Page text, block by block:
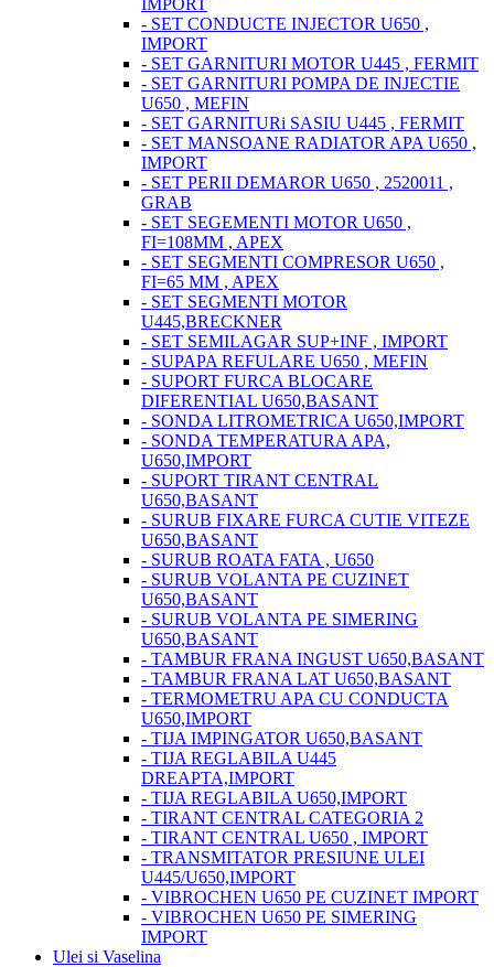
IMPORT
- SET CONDUCTE INJECTOR U650 ,
IMPORT
- SET GARNITURI MOTOR U445 , FERMIT
- SET GARNITURI POMPA DE INJECTIE
U650 , MEFIN
- SET GARNITURi SASIU U445 , FERMIT
- SET MANSOANE RADIATOR APA U650 ,
IMPORT
- SET PERII DEMAROR U650 , 2520011 ,
GRAB
- SET SEGEMENTI MOTOR U650 ,
FI=108MM , APEX
- SET SEGMENTI COMPRESOR U650 ,
FI=65 MM , APEX
- SET SEGMENTI MOTOR
U445,BRECKNER
- SET SEMILAGAR SUP+INF , IMPORT
- SUPAPA REFULARE U650 , MEFIN
- SUPORT FURCA BLOCARE
DIFERENTIAL U650,BASANT
- SONDA LITROMETRICA U650,IMPORT
- SONDA TEMPERATURA APA,
U650,IMPORT
- SUPORT TIRANT CENTRAL
U650,BASANT
- SURUB FIXARE FURCA CUTIE VITEZE
U650,BASANT
- SURUB ROATA FATA , U650
- SURUB VOLANTA PE CUZINET
U650,BASANT
- SURUB VOLANTA PE SIMERING
U650,BASANT
- TAMBUR FRANA INGUST U650,BASANT
- TAMBUR FRANA LAT U650,BASANT
- TERMOMETRU APA CU CONDUCTA
U650,IMPORT
- TIJA IMPINGATOR U650,BASANT
- TIJA REGLABILA U445
DREAPTA,IMPORT
- TIJA REGLABILA U650,IMPORT
- TIRANT CENTRAL CATEGORIA 2
- TIRANT CENTRAL U650 , IMPORT
- TRANSMITATOR PRESIUNE ULEI
U445/U650,IMPORT
- VIBROCHEN U650 PE CUZINET IMPORT
- VIBROCHEN U650 PE SIMERING
IMPORT
Ulei si Vaselina